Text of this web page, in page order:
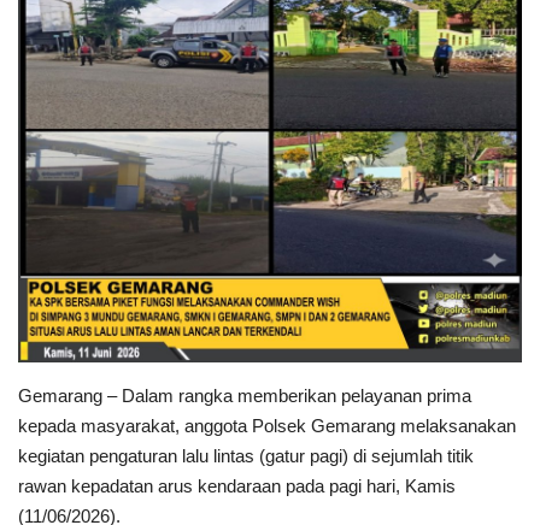
Policetube
IKM
Gemarang – Dalam rangka memberikan pelayanan prima
kepada masyarakat, anggota Polsek Gemarang melaksanakan
kegiatan pengaturan lalu lintas (gatur pagi) di sejumlah titik
rawan kepadatan arus kendaraan pada pagi hari, Kamis
(11/06/2026).